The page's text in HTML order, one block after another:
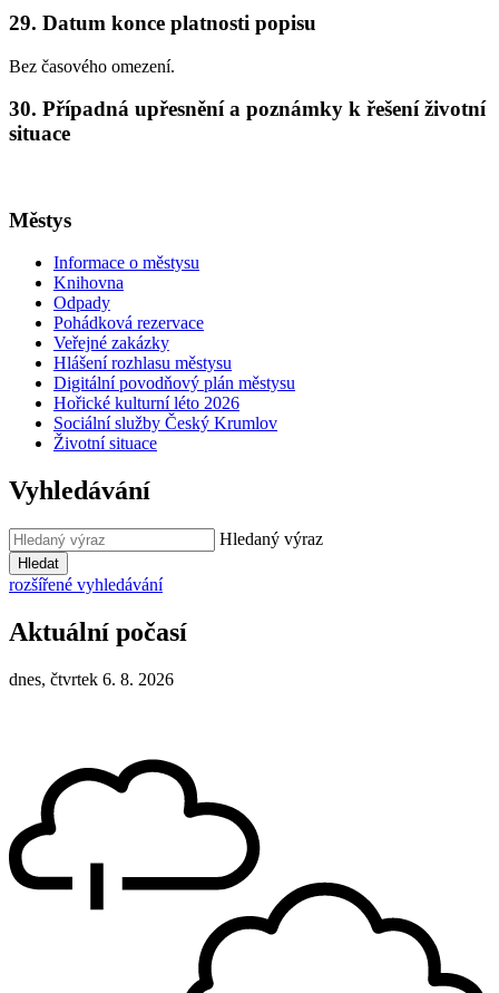
29. Datum konce platnosti popisu
Bez časového omezení.
30. Případná upřesnění a poznámky k řešení životní
situace
Městys
Informace o městysu
Knihovna
Odpady
Pohádková rezervace
Veřejné zakázky
Hlášení rozhlasu městysu
Digitální povodňový plán městysu
Hořické kulturní léto 2026
Sociální služby Český Krumlov
Životní situace
Vyhledávání
Hledaný výraz
Hledat
rozšířené vyhledávání
Aktuální počasí
dnes, čtvrtek 6. 8. 2026